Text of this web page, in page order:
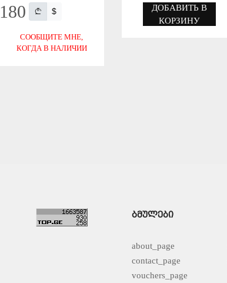
180 $
СООБЩИТЕ МНЕ,
КОГДА В НАЛИЧИИ
ДОБАВИТЬ В
КОРЗИНУ
ᲑᲛᲣᲚᲔᲑᲘ
about_page
contact_page
vouchers_page